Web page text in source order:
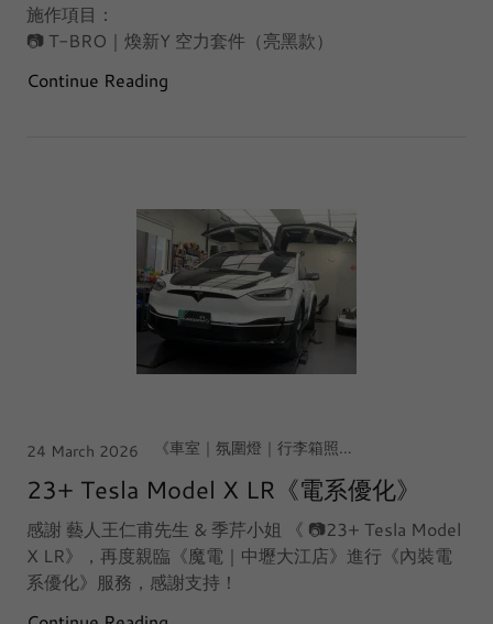
施作項目：
📷 T-BRO｜煥新Y 空力套件（亮黑款）
Continue Reading
24 March 2026 《車室｜氛圍燈｜行李箱照明》, 《車室｜電子後視鏡｜行車記錄器》, 【北台灣｜中壢·大江店】, Tesla Model X
23+ Tesla Model X LR《電系優化》
感謝 藝人王仁甫先生 & 季芹小姐 《 📷23+ Tesla Model
X LR》，再度親臨《魔電｜中壢大江店》進行《內裝電
系優化》服務，感謝支持！